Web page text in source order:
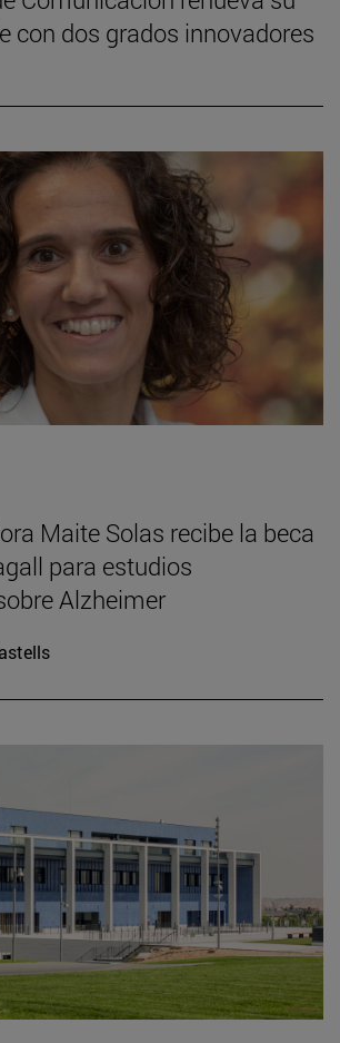
con dos grados innovadores
Maite Solas recibe la beca
para estudios
Alzheimer